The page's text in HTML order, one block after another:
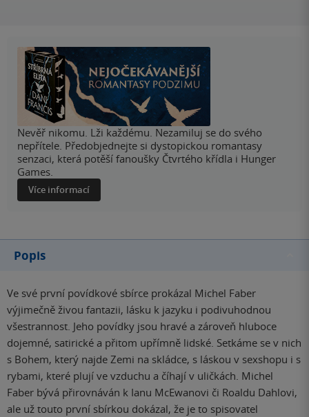
Nevěř nikomu. Lži každému. Nezamiluj se do svého
nepřítele. Předobjednejte si dystopickou romantasy
senzaci, která potěší fanoušky Čtvrtého křídla i Hunger
Games.
Více informací
Popis
Ve své první povídkové sbírce prokázal Michel Faber
výjimečně živou fantazii, lásku k jazyku i podivuhodnou
všestrannost. Jeho povídky jsou hravé a zároveň hluboce
dojemné, satirické a přitom upřímně lidské. Setkáme se v nich
s Bohem, který najde Zemi na skládce, s láskou v sexshopu i s
rybami, které plují ve vzduchu a číhají v uličkách. Michel
Faber bývá přirovnáván k Ianu McEwanovi či Roaldu Dahlovi,
ale už touto první sbírkou dokázal, že je to spisovatel